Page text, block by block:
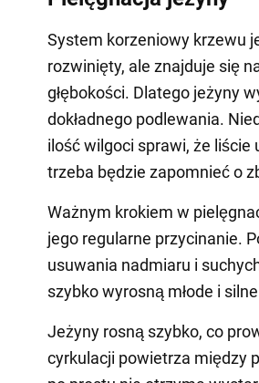
System korzeniowy krzewu
rozwinięty, ale znajduje się
głębokości. Dlatego jeżyny
dokładnego podlewania.
ilość wilgoci sprawi, że liście
trzeba będzie zapomnieć o
Ważnym krokiem w
jego regularne przycinanie.
usuwania nadmiaru i
szybko wyrosną młode i silne
Jeżyny rosną szybko, co
cyrkulacji powietrza między